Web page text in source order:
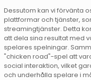
Dessutom kan vi förvänta
plattformar och tjänster,
streamingtjänster. Detta
att dela sina resultat med
spelares spelningar.
"chicken road"-spel att
social interaktion, vilket
och underhålla spelare i